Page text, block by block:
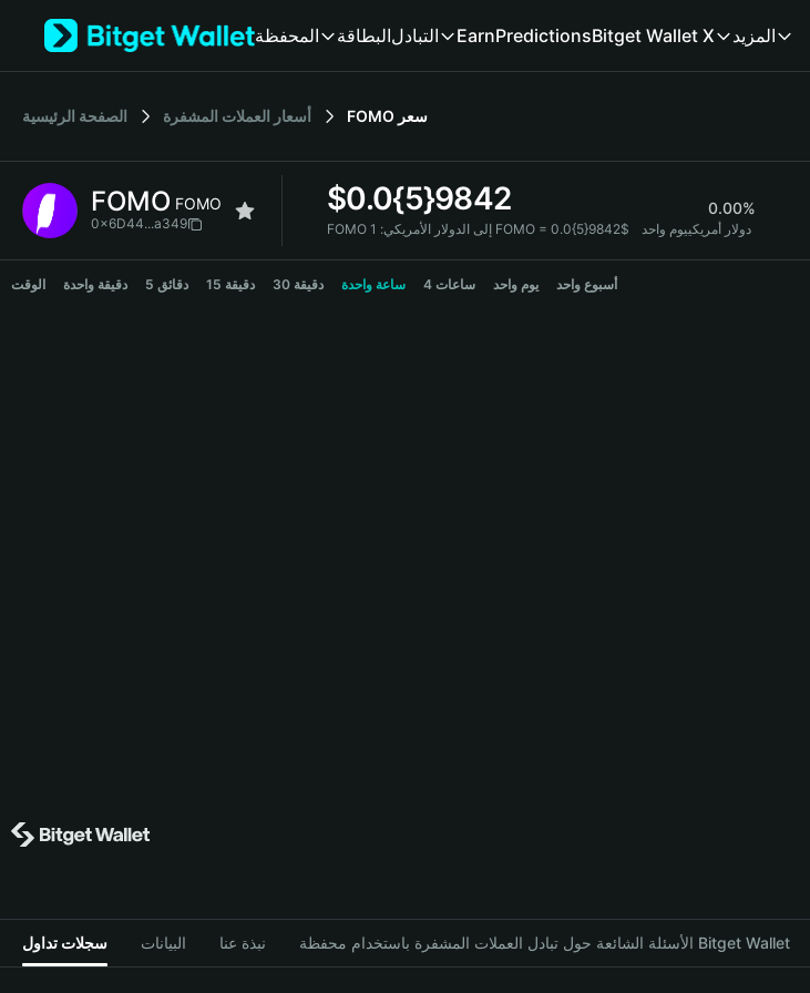
Tiếng Việt
Español (Latinoamérica)
Français
Deutsch
繁體中文
المحفظة البطاقةالتبادل EarnPredictionsBitget Wallet X المزيد
الصفحة الرئيسية أسعار العملات المشفرة FOMO سعر
FOMO FOMO
0x6D44...a349
$0.0{5}9842 0.00%
FOMO إلى الدولار الأمريكي: 1 FOMO = 0.0{5}9842$ دولار أمريكييوم واحد
FOMO Price Chart
الوقت دقيقة واحدة 5 دقائق 15 دقيقة 30 دقيقة ساعة واحدة 4 ساعات يوم واحد أسبوع واحد
سجلات تداول البيانات نبذة عنا الأسئلة الشائعة حول تبادل العملات المشفرة باستخدام محفظة Bitget Wallet